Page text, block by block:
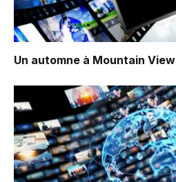
Un automne à Mountain View